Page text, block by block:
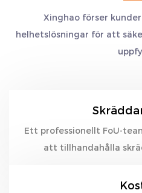
Xinghao förser
helhetslösningar för att
Ett professionellt FoU-
att tillhandahålla